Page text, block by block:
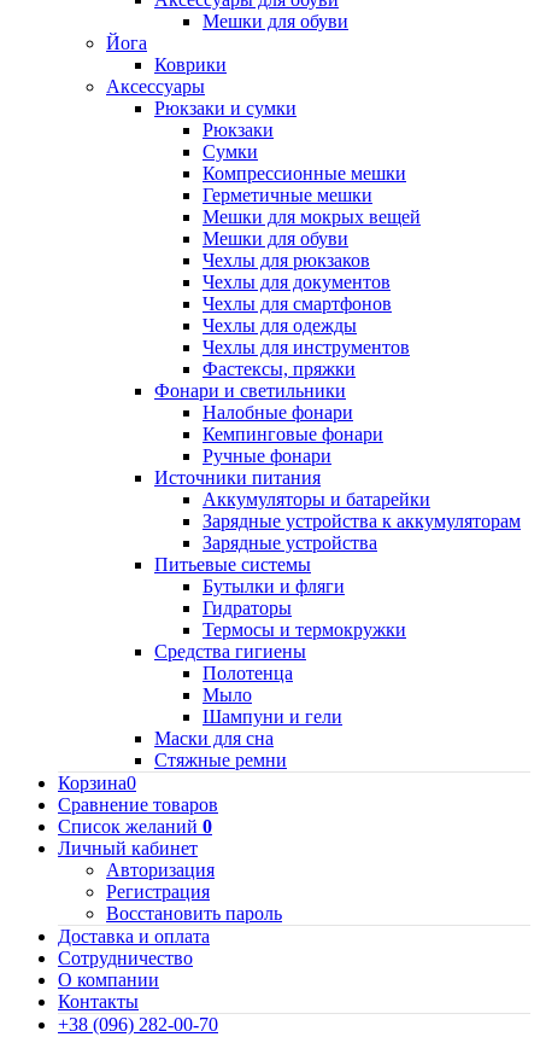
Мешки для обуви
Йога
Коврики
Аксессуары
Рюкзаки и сумки
Рюкзаки
Сумки
Компрессионные мешки
Герметичные мешки
Мешки для мокрых вещей
Мешки для обуви
Чехлы для рюкзаков
Чехлы для документов
Чехлы для смартфонов
Чехлы для одежды
Чехлы для инструментов
Фастексы, пряжки
Фонари и светильники
Налобные фонари
Кемпинговые фонари
Ручные фонари
Источники питания
Аккумуляторы и батарейки
Зарядные устройства к аккумуляторам
Зарядные устройства
Питьевые системы
Бутылки и фляги
Гидраторы
Термосы и термокружки
Средства гигиены
Полотенца
Мыло
Шампуни и гели
Маски для сна
Стяжные ремни
Корзина0
Сравнение товаров
Список желаний 0
Личный кабинет
Авторизация
Регистрация
Восстановить пароль
Доставка и оплата
Сотрудничество
О компании
Контакты
+38 (096) 282-00-70